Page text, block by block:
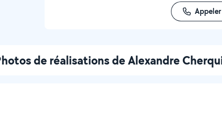
Appeler
de réalisations de Alexandre